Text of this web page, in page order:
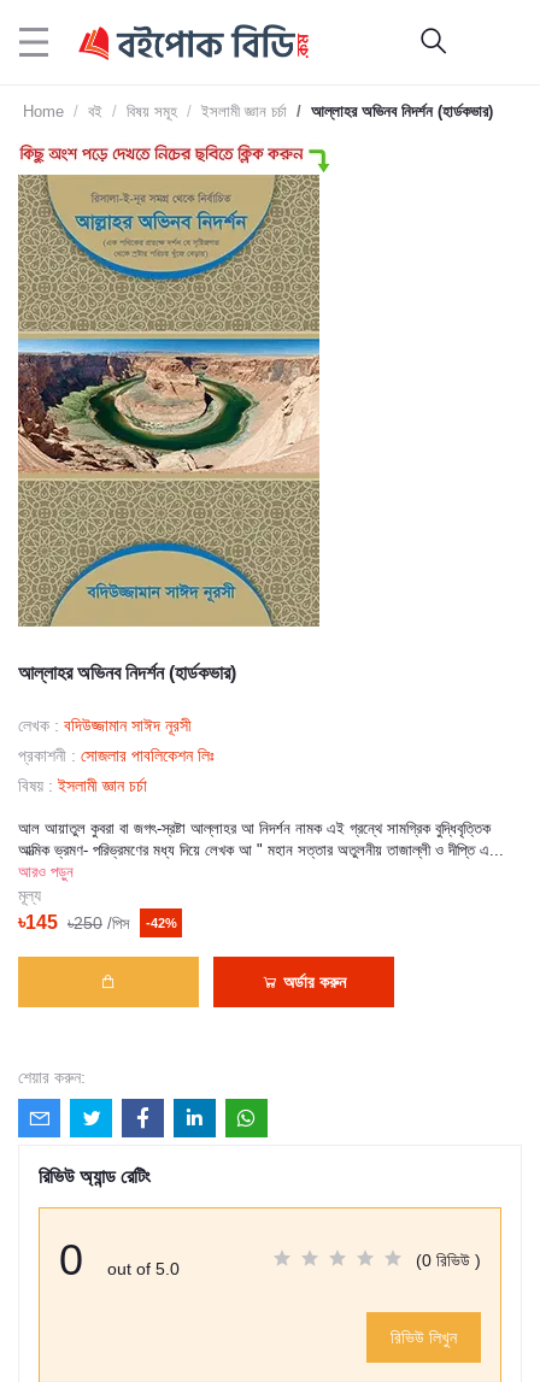
Home বই বিষয় সমূহ ইসলামী জ্ঞান চর্চা আল্লাহর অভিনব নিদর্শন (হার্ডকভার)
আল্লাহর অভিনব নিদর্শন (হার্ডকভার)
লেখক : বদিউজ্জামান সাঈদ নূরসী
প্রকাশনী : সোজলার পাবলিকেশন লিঃ
বিষয় : ইসলামী জ্ঞান চর্চা
আল আয়াতুল কুবরা বা জগৎ-স্রষ্টা আল্লাহর আ নিদর্শন নামক এই গ্রন্থে সামগ্রিক বুদ্ধিবৃত্তিক
আত্মিক ভ্রমণ- পরিভ্রমণের মধ্য দিয়ে লেখক আ " মহান সত্তার অতুলনীয় তাজাল্লী ও দীপ্তি এ...
আরও পড়ুন
মূল্য
৳145 ৳250 /পিস -42%
অর্ডার করুন
শেয়ার করুন:
রিভিউ অ্যান্ড রেটিং
0 out of 5.0 (0 রিভিউ )
রিভিউ লিখুন